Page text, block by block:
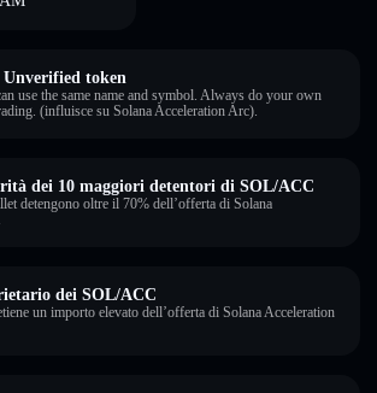
token
use the same name and symbol. Always do your own
(influisce su Solana Acceleration Arc).
dei 10 maggiori detentori di SOL/ACC
detengono oltre il 70% dell’offerta di Solana
dei SOL/ACC
un importo elevato dell’offerta di Solana Acceleration